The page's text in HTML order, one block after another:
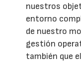
nuestros
entorno
de nuestro
gestión
también que